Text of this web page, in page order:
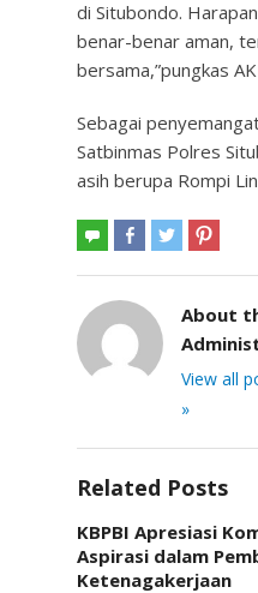
di Situbondo.
benar-benar aman,
bersama,”pungkas
Sebagai
Satbinmas Polres
asih berupa Rompi
About
View all
»
Related Posts
KBPBI Apresiasi
Aspirasi dalam
Ketenagakerjaan